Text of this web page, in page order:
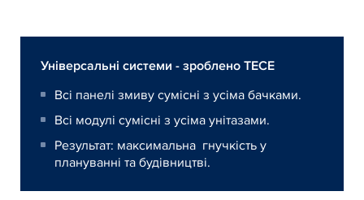
Універсальні системи - зроблено ТЕСЕ
Всі панелі змиву сумісні з усіма бачками.
Всі модулі сумісні з усіма унітазами.
Результат: максимальна гнучкість у
плануванні та будівництві.